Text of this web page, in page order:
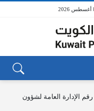
رقم الإدارة العامة لشؤون